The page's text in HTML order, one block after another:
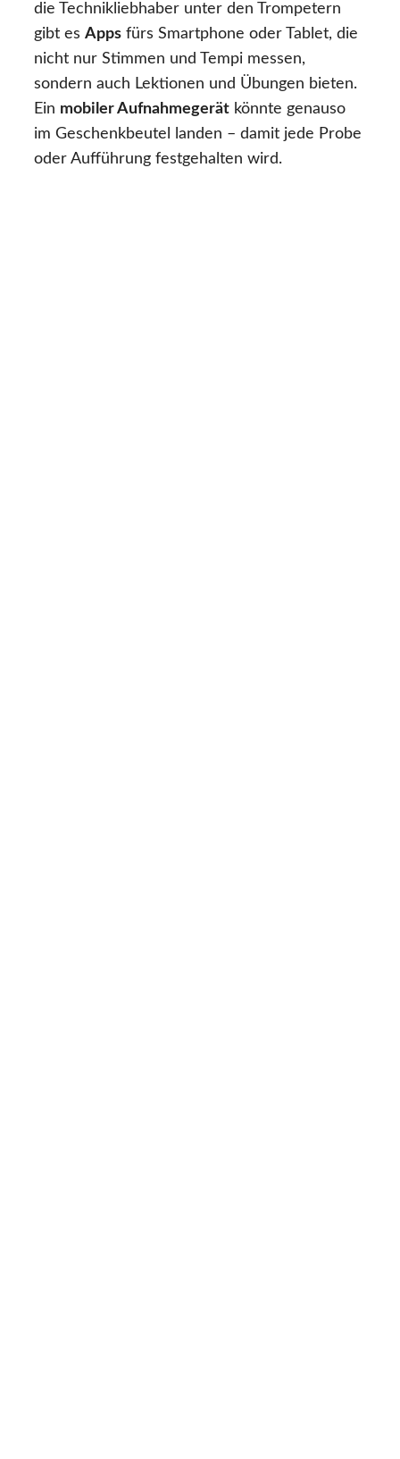
die Technikliebhaber unter den Trompetern
gibt es Apps fürs Smartphone oder Tablet, die
nicht nur Stimmen und Tempi messen,
sondern auch Lektionen und Übungen bieten.
Ein mobiler Aufnahmegerät könnte genauso
im Geschenkbeutel landen – damit jede Probe
oder Aufführung festgehalten wird.